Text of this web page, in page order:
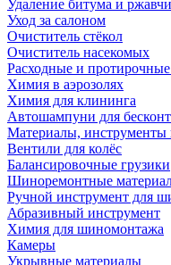
Удаление битума и
Уход за салоном
Очиститель стёкол
Очиститель насекомых
Расходные и
Химия в аэрозолях
Химия для клининга
Автошампуни для
Материалы,
Вентили для колёс
Балансировочные грузики
Шиноремонтные
Ручной инструмент для
Абразивный инструмент
Химия для шиномонтажа
Камеры
Укрывные материалы